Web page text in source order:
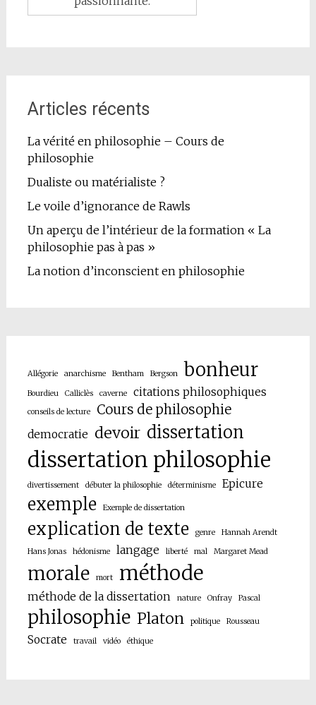
Articles récents
La vérité en philosophie – Cours de
philosophie
Dualiste ou matérialiste ?
Le voile d’ignorance de Rawls
Un aperçu de l’intérieur de la formation « La
philosophie pas à pas »
La notion d’inconscient en philosophie
Allégorie anarchisme Bentham Bergson bonheur
Bourdieu Calliclès caverne citations philosophiques
conseils de lecture Cours de philosophie
democratie devoir dissertation
dissertation philosophie
divertissement débuter la philosophie déterminisme Epicure
exemple Exemple de dissertation
explication de texte genre Hannah Arendt
Hans Jonas hédonisme langage liberté mal Margaret Mead
morale mort méthode
méthode de la dissertation nature Onfray Pascal
philosophie Platon politique Rousseau
Socrate travail vidéo éthique